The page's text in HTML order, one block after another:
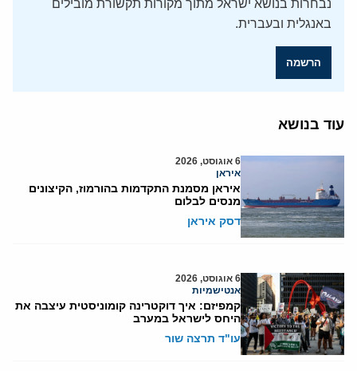
נבחרות בנושא ישראל מתוך מקורות תקשורת מובילים
באנגלית ובעברית.
הרשמה
עוד בנושא
6 אוגוסט, 2026
איראן
איראן מסמנת התקדמות בהורמוז, הקיצונים
מנסים לבלום
דסק איראן
6 אוגוסט, 2026
אנטישמיות
קמפיזם: איך דוקטרינה קומוניסטית עיצבה את
היחס לישראל במערב
עו"ד תרצה שור